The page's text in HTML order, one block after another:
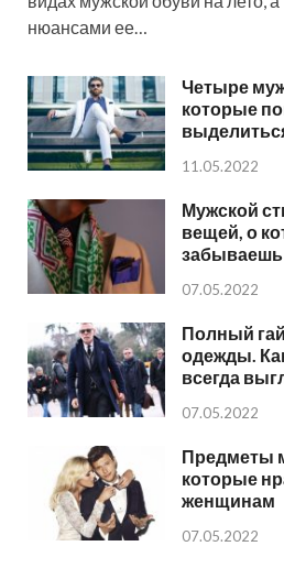
нюансами ее…
Четыре
которые
11.05.2022
Мужской
вещей, о
забываешь
07.05.2022
Полный
одежды.
всегда
07.05.2022
Предметы
которые
женщинам
07.05.2022